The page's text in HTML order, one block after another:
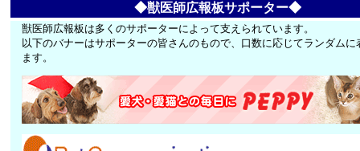
◆獣医師広報板サポーター◆
獣医師広報板は多くのサポーターによって支えられています。
以下のバナーはサポーターの皆さんのもので、口数に応じてランダムに
ます。